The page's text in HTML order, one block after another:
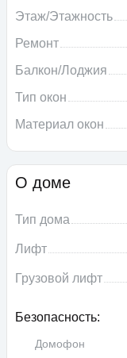
Этаж/Этажность
Ремонт
Балкон/Лоджия
Тип окон
Материал окон
О доме
Тип дома
Лифт
Грузовой лифт
Безопасность:
Домофон